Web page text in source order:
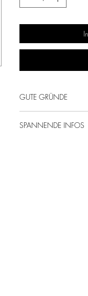
GUTE GRÜNDE
Potential zum
SPANNENDE INFOS